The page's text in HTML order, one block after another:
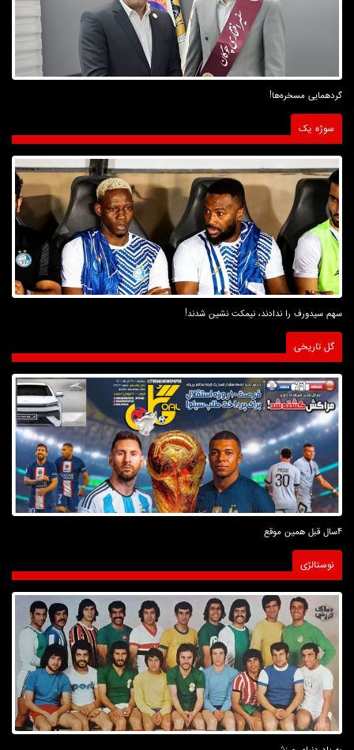
گردهمایی مسخره‌ها!
سوژه یک
سهم سیدورف را ندادند، نیمکت نشین شدند!
گل تاریخی
4سال قبل همین موقع
نوستالژی